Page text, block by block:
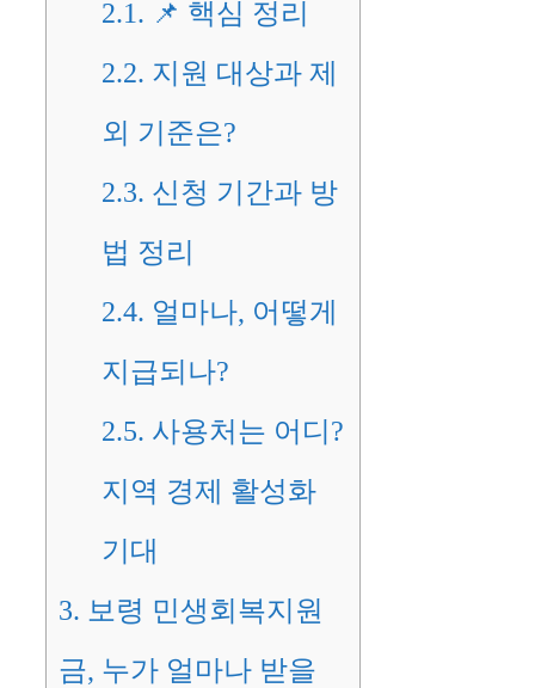
2.1. 📌 핵심 정리
2.2. 지원 대상과 제
외 기준은?
2.3. 신청 기간과 방
법 정리
2.4. 얼마나, 어떻게
지급되나?
2.5. 사용처는 어디?
지역 경제 활성화
기대
3. 보령 민생회복지원
금, 누가 얼마나 받을